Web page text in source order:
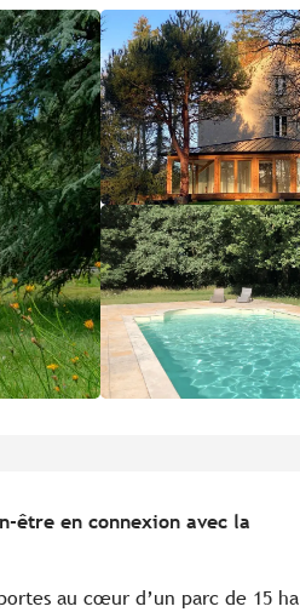
être en connexion avec la
au cœur d’un parc de 15 ha